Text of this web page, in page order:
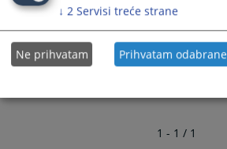
1 - 1 / 1
↓ 2 Servisi treće strane
Ne prihvatam Prihvatam odabrane